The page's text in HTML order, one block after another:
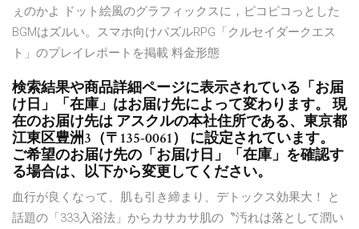
ぇのかよ ドット絵風のグラフィックスに，ピコピコっとした
BGMはズルい。スマホ向けパズルRPG「クルセイダークエス
ト」のプレイレポートを掲載 料金形態
検索結果や商品詳細ページに表示されている「お届
け日」「在庫」はお届け先によって変わります。 現
在のお届け先は アスクルの本社住所である、東京都
江東区豊洲3（〒135-0061） に設定されています。
ご希望のお届け先の「お届け日」「在庫」を確認す
る場合は、以下から変更してください。
血行が良くなって、肌も引き締まり、デトックス効果大！ と
話題の「333入浴法」からカサカサ肌の〝汚れは落として潤い